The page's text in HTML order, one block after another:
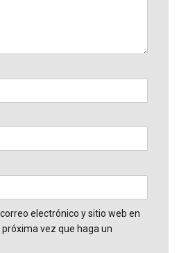
electrónico y sitio web en
vez que haga un